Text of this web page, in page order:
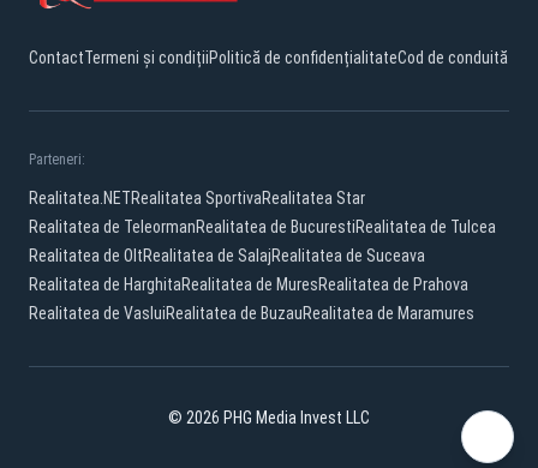
ContactTermeni și condițiiPolitică de confidențialitateCod de conduită
Parteneri:
Realitatea.NETRealitatea SportivaRealitatea Star
Realitatea de TeleormanRealitatea de BucurestiRealitatea de Tulcea
Realitatea de OltRealitatea de SalajRealitatea de Suceava
Realitatea de HarghitaRealitatea de MuresRealitatea de Prahova
Realitatea de VasluiRealitatea de BuzauRealitatea de Maramures
© 2026 PHG Media Invest LLC